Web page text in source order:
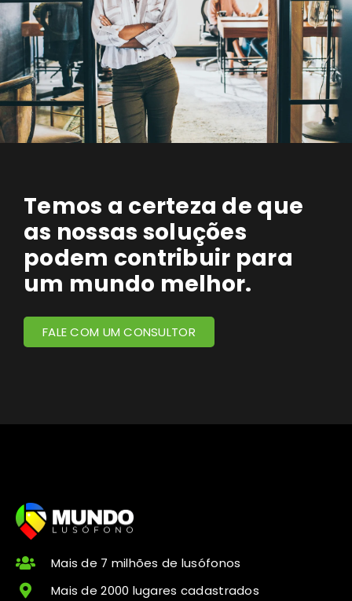
Temos a certeza de que
as nossas soluções
podem contribuir para
um mundo melhor.
FALE COM UM CONSULTOR
Mais de 7 milhões de lusófonos
Mais de 2000 lugares cadastrados